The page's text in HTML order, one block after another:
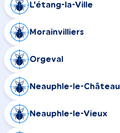
L'étang-la-Ville
Morainvilliers
Orgeval
Neauphle-le-Château
Neauphle-le-Vieux